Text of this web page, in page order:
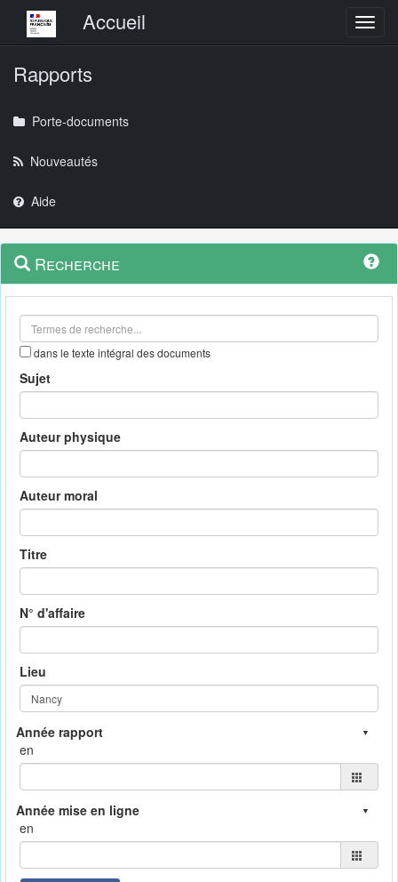
Menu principalAccueil
Rapports
Porte-documents
Nouveautés
Aide
Navigation
outils
Menu
contextuel
Recherche
dans le texte intégral des documents
Sujet
Auteur physique
Auteur moral
Titre
N° d'affaire
Lieu
en
en